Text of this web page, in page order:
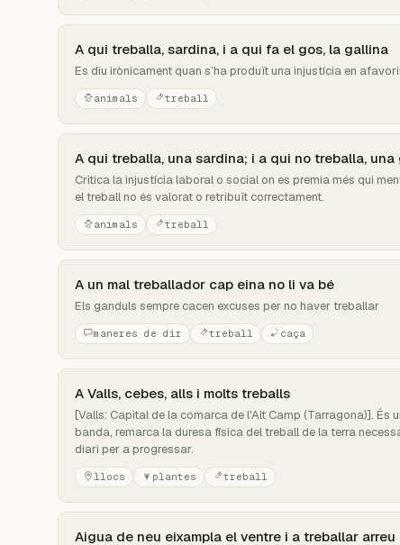
A qui treballa, sardina, i a qui fa el gos, la gallina
Es diu irònicament quan s’ha produït una injustícia en
animals treball
A qui treballa, una sardina; i a qui no treballa, una
Critica la injustícia laboral o social on es premia més qui
el treball no és valorat o retribuït correctament.
animals treball
A un mal treballador cap eina no li va bé
Els ganduls sempre cacen excuses per no haver treballar
maneres de dir treball caça
A Valls, cebes, alls i molts treballs
[Valls: Capital de la comarca de l'Alt Camp (Tarragona)].
banda, remarca la duresa física del treball de la terra
diari per a progressar.
llocs plantes treball
Aigua de neu eixampla el ventre i a treballar arreu